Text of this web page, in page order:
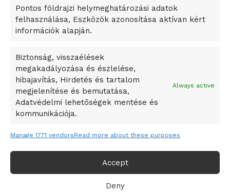
Pontos földrajzi helymeghatározási adatok
felhasználása, Eszközök azonosítása aktívan kért
információk alapján.
Biztonság, visszaélések
megakadályozása és észlelése,
hibajavítás, Hirdetés és tartalom
megjelenítése és bemutatása,
Adatvédelmi lehetőségek mentése és
kommunikációja.
Always active
Manage 1771 vendorsRead more about these purposes
Accept
Deny
A Ringo Starr új albummal jelentkezik
A Vajdasági Magyar Szövetség államtitkárait kinevezték
Dzsingisz kán hódító hadjárata okozta
Kuramagomedov ötödik, Muszukajev elődöntős – Birkózó
világkupa